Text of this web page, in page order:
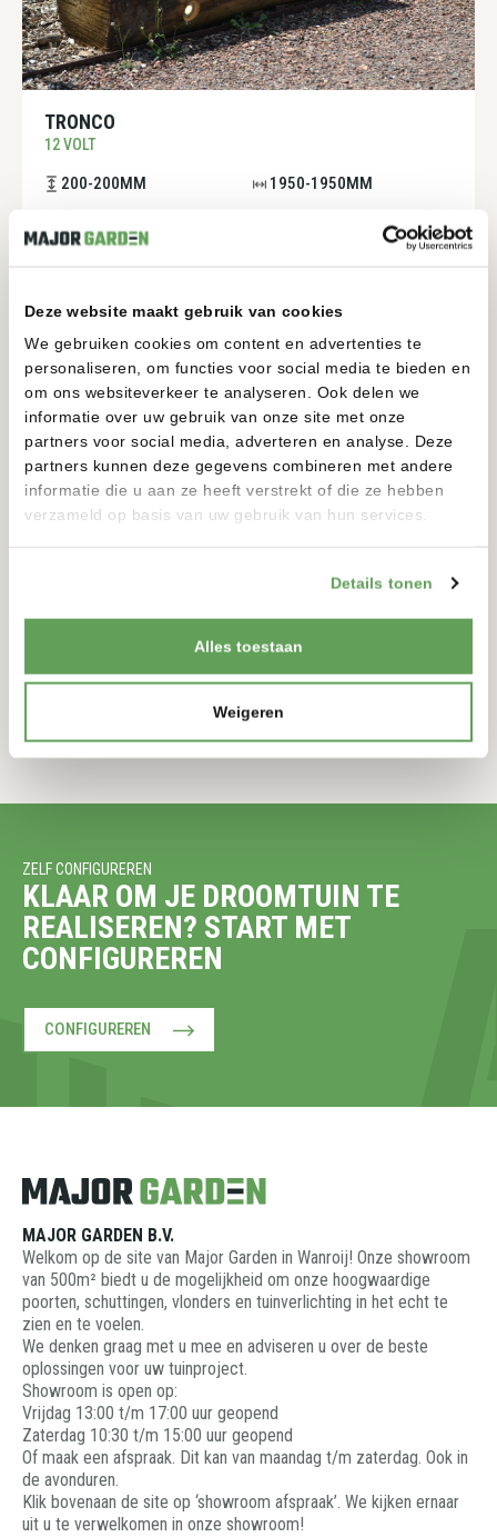
Deze website maakt gebruik van cookies
We gebruiken cookies om content en advertenties te
personaliseren, om functies voor social media te bieden en
om ons websiteverkeer te analyseren. Ook delen we
informatie over uw gebruik van onze site met onze
partners voor social media, adverteren en analyse. Deze
partners kunnen deze gegevens combineren met andere
informatie die u aan ze heeft verstrekt of die ze hebben
verzameld op basis van uw gebruik van hun services.
Details tonen
Alles toestaan
Weigeren
TRONCO
12 VOLT
200-200MM 1950-1950MM
175-175MM
BEKIJKEN
ZELF CONFIGUREREN
KLAAR OM JE DROOMTUIN TE
REALISEREN? START MET
CONFIGUREREN
CONFIGUREREN
MAJOR GARDEN B.V.
Welkom op de site van Major Garden in Wanroij! Onze showroom
van 500m² biedt u de mogelijkheid om onze hoogwaardige
poorten, schuttingen, vlonders en tuinverlichting in het echt te
zien en te voelen.
We denken graag met u mee en adviseren u over de beste
oplossingen voor uw tuinproject.
Showroom is open op:
Vrijdag 13:00 t/m 17:00 uur geopend
Zaterdag 10:30 t/m 15:00 uur geopend
Of maak een afspraak. Dit kan van maandag t/m zaterdag. Ook in
de avonduren.
Klik bovenaan de site op ‘showroom afspraak’. We kijken ernaar
uit u te verwelkomen in onze showroom!